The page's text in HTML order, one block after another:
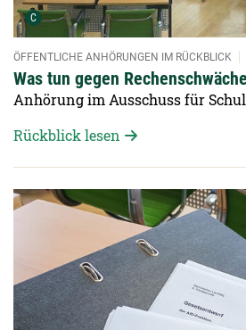
C Urheber der Grafik:
Was tun gegen Rechenschwäche
ÖFFENTLICHE ANHÖRUNGEN IM RÜCKBLICK
Anhörung im Ausschuss für
Rückblick lesen
Detailansicht öffnen: